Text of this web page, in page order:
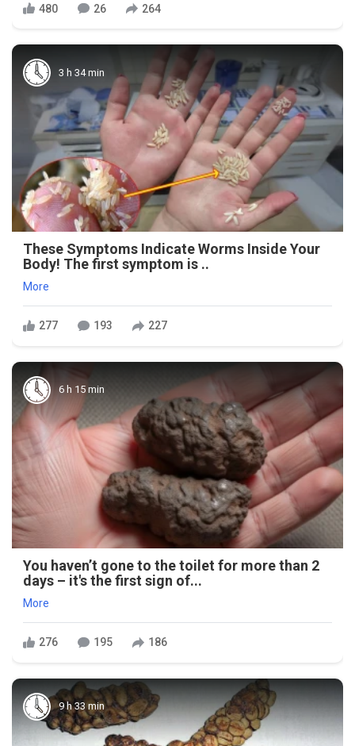
480 26 264
3 h 34 min
These Symptoms Indicate Worms Inside Your
Body! The first symptom is ..
More
277 193 227
6 h 15 min
You haven’t gone to the toilet for more than 2
days – it's the first sign of...
More
276 195 186
9 h 33 min